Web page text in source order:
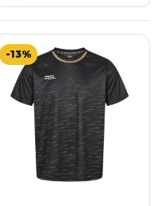
-13%